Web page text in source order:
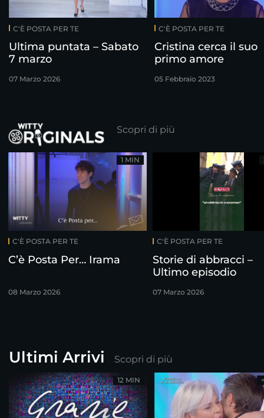
C'È POSTA PER TE
Ultima puntata – Sabato
7 marzo
07 Marzo 2026
C'È POSTA PER TE
Cristina cerca il suo
primo amore
05 Febbraio 2023
Scopri di più
C'È POSTA PER TE
C’è Posta Per… Irama
08 Marzo 2026
1 MIN
C'È POSTA PER TE
Storie di abbracci –
Ultimo episodio
07 Marzo 2026
Ultimi Arrivi Scopri di più
12 MIN